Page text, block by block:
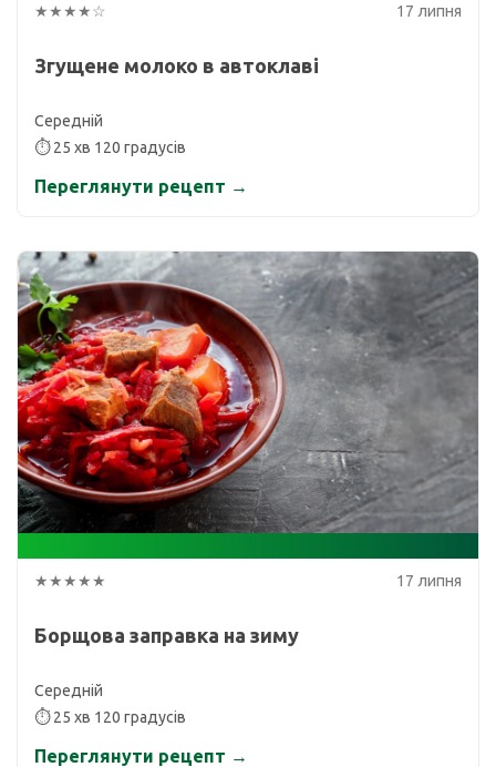
★★★★☆ 17 липня
Згущене молоко в автоклаві
Середній
⏱ 25 хв 120 градусів
Переглянути рецепт →
★★★★★ 17 липня
Борщова заправка на зиму
Середній
⏱ 25 хв 120 градусів
Переглянути рецепт →